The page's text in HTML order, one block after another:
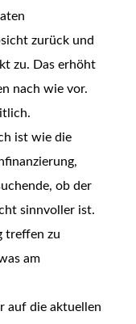
zurück und
zu. Das erhöht
nach wie vor.
ist wie die
ob der
sinnvoller ist.
treffen zu
am
auf die aktuellen